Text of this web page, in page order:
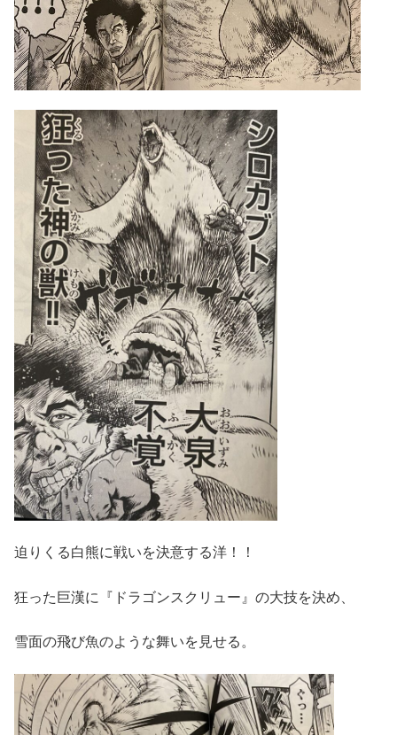
迫りくる白熊に戦いを決意する洋！！
狂った巨漢に『ドラゴンスクリュー』の大技を決め、
雪面の飛び魚のような舞いを見せる。